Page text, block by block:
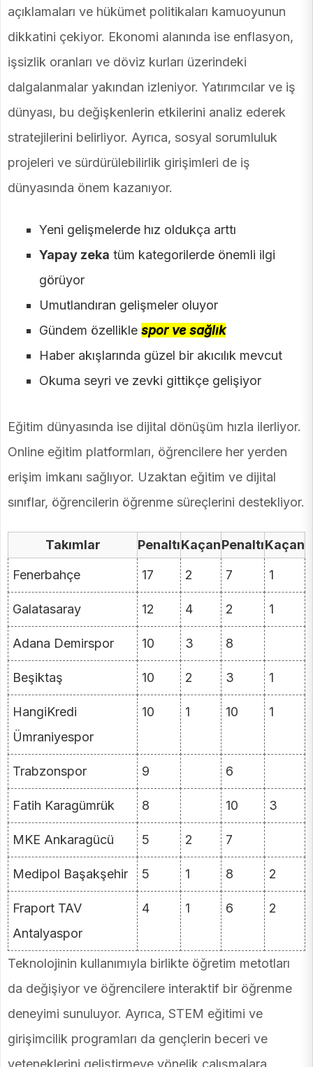
açıklamaları ve hükümet politikaları kamuoyunun
dikkatini çekiyor. Ekonomi alanında ise enflasyon,
işsizlik oranları ve döviz kurları üzerindeki
dalgalanmalar yakından izleniyor. Yatırımcılar ve iş
dünyası, bu değişkenlerin etkilerini analiz ederek
stratejilerini belirliyor. Ayrıca, sosyal sorumluluk
projeleri ve sürdürülebilirlik girişimleri de iş
dünyasında önem kazanıyor.
Yeni gelişmelerde hız oldukça arttı
Yapay zeka tüm kategorilerde önemli ilgi
görüyor
Umutlandıran gelişmeler oluyor
Gündem özellikle spor ve sağlık
Haber akışlarında güzel bir akıcılık mevcut
Okuma seyri ve zevki gittikçe gelişiyor
Eğitim dünyasında ise dijital dönüşüm hızla ilerliyor.
Online eğitim platformları, öğrencilere her yerden
erişim imkanı sağlıyor. Uzaktan eğitim ve dijital
sınıflar, öğrencilerin öğrenme süreçlerini destekliyor.
Takımlar PenaltıKaçanPenaltıKaçan
Fenerbahçe 17 2 7 1
Galatasaray 12 4 2 1
Adana Demirspor 10 3 8
Beşiktaş 10 2 3 1
HangiKredi
Ümraniyespor
10 1 10 1
Trabzonspor 9 6
Fatih Karagümrük 8 10 3
MKE Ankaragücü 5 2 7
Medipol Başakşehir 5 1 8 2
Fraport TAV
Antalyaspor
4 1 6 2
Teknolojinin kullanımıyla birlikte öğretim metotları
da değişiyor ve öğrencilere interaktif bir öğrenme
deneyimi sunuluyor. Ayrıca, STEM eğitimi ve
girişimcilik programları da gençlerin beceri ve
yeteneklerini geliştirmeye yönelik çalışmalara